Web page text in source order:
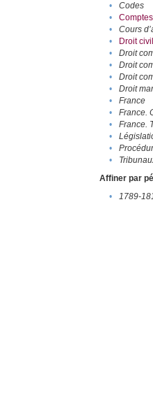
•
Codes
•
•
Cours
•
Droit civil
•
Droit
•
Droit
•
Droit
•
Droit
•
France
•
France.
•
France.
•
•
•
Affiner par
•
1789-